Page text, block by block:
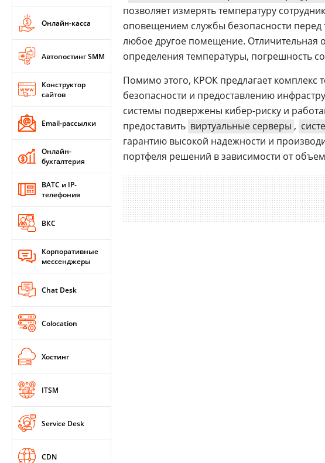
Онлайн-касса
Автопостинг SMM
Конструктор
сайтов
Email-рассылки
Онлайн-
бухгалтерия
ВАТС и IP-
телефония
ВКС
Корпоративные
мессенджеры
Chat Desk
Colocation
Хостинг
ITSM
Service Desk
CDN
позволяет измерять температуру
оповещением службы безопасности перед
любое другое помещение. Отличительная
определения температуры, погрешность
Помимо этого, КРОК предлагает
безопасности и предоставлению
системы подвержены кибер-риску и
предоставить виртуальные серверы ,
гарантию высокой надежности и
портфеля решений в зависимости от